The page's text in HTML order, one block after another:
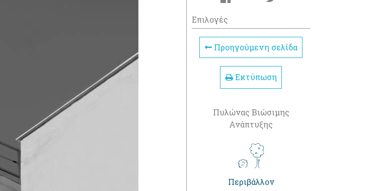
Επιλογές
Προηγούμενη σελίδα
Εκτύπωση
Πυλώνας Βιώσιμης
Ανάπτυξης
Περιβάλλον